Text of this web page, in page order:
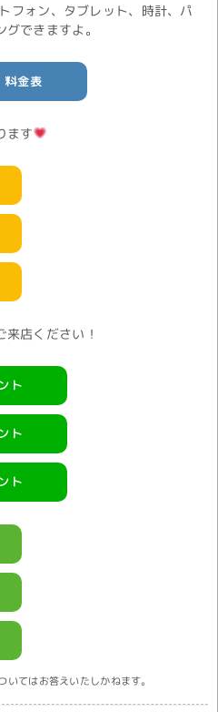
フォン、タブレット、時計、パ
できますよ。
料金表
ます
店ください！
ト
ト
ト
てはお答えいたしかねます。